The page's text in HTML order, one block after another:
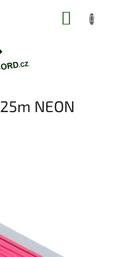
NEON